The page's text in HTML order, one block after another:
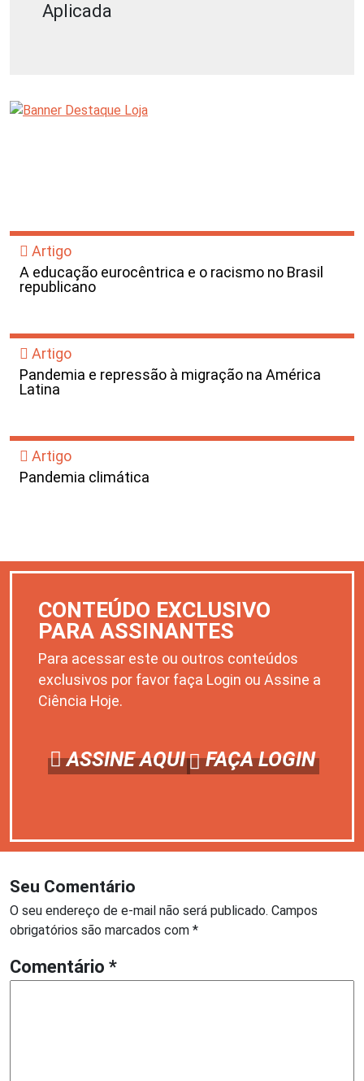
Aplicada
Artigo
A educação eurocêntrica e o racismo no Brasil
republicano
Artigo
Pandemia e repressão à migração na América
Latina
Artigo
Pandemia climática
CONTEÚDO EXCLUSIVO
PARA ASSINANTES
Para acessar este ou outros conteúdos
exclusivos por favor faça Login ou Assine a
Ciência Hoje.
ASSINE AQUI FAÇA LOGIN
Seu Comentário
O seu endereço de e-mail não será publicado. Campos
obrigatórios são marcados com *
Comentário *